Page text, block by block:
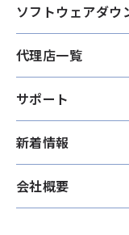
ソフトウェアダウ
代理店一覧
サポート
新着情報
会社概要